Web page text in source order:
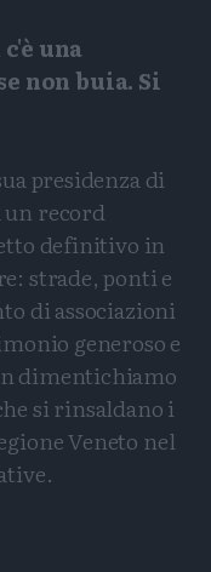
una
non buia. Si
presidenza di
record
definitivo in
strade, ponti e
di associazioni
generoso e
dimentichiamo
si rinsaldano i
Veneto nel